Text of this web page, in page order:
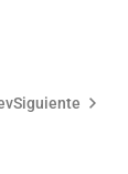
Siguiente